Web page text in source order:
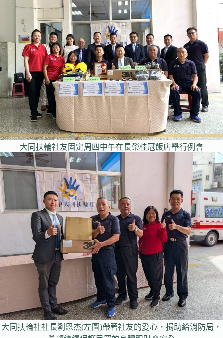
大同扶輪社友固定周四中午在長榮桂冠飯店舉行例會
大同扶輪社社長劉恩杰(左圖)帶著社友的愛心，捐助給消防局，